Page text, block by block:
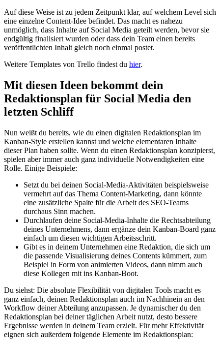
Auf diese Weise ist zu jedem Zeitpunkt klar, auf welchem Level sich
eine einzelne Content-Idee befindet. Das macht es nahezu
unmöglich, dass Inhalte auf Social Media geteilt werden, bevor sie
endgültig finalisiert wurden oder dass dein Team einen bereits
veröffentlichten Inhalt gleich noch einmal postet.
Weitere Templates von Trello findest du hier.
Mit diesen Ideen bekommt dein
Redaktionsplan für Social Media den
letzten Schliff
Nun weißt du bereits, wie du einen digitalen Redaktionsplan im
Kanban-Style erstellen kannst und welche elementaren Inhalte
dieser Plan haben sollte. Wenn du einen Redaktionsplan konzipierst,
spielen aber immer auch ganz individuelle Notwendigkeiten eine
Rolle. Einige Beispiele:
Setzt du bei deinen Social-Media-Aktivitäten beispielsweise
vermehrt auf das Thema Content-Marketing, dann könnte
eine zusätzliche Spalte für die Arbeit des SEO-Teams
durchaus Sinn machen.
Durchlaufen deine Social-Media-Inhalte die Rechtsabteilung
deines Unternehmens, dann ergänze dein Kanban-Board ganz
einfach um diesen wichtigen Arbeitsschritt.
Gibt es in deinem Unternehmen eine Redaktion, die sich um
die passende Visualisierung deines Contents kümmert, zum
Beispiel in Form von animierten Videos, dann nimm auch
diese Kollegen mit ins Kanban-Boot.
Du siehst: Die absolute Flexibilität von digitalen Tools macht es
ganz einfach, deinen Redaktionsplan auch im Nachhinein an den
Workflow deiner Abteilung anzupassen. Je dynamischer du den
Redaktionsplan bei deiner täglichen Arbeit nutzt, desto bessere
Ergebnisse werden in deinem Team erzielt. Für mehr Effektivität
eignen sich außerdem folgende Elemente im Redaktionsplan: